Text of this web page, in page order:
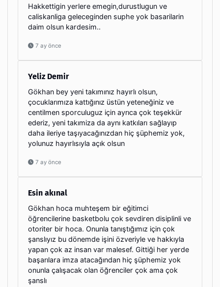
Hakkettigin yerlere emegin,durustlugun ve
caliskanliga geleceginden suphe yok basarilarin
daim olsun kardesim..
7 ay önce
Yeliz Demir
Gökhan bey yeni takımınız hayırlı olsun,
çocuklarımıza kattığınız üstün yeteneğiniz ve
centilmen sporculuguz için ayrıca çok teşekkür
ederiz, yeni takımiza da aynı katkıları sağlayıp
daha ileriye taşıyacağınızdan hiç şüphemiz yok,
yolunuz hayırlısıyla açık olsun
7 ay önce
Esin akınal
Gökhan hoca muhteşem bir eğitimci
öğrencilerine basketbolu çok sevdiren disiplinli ve
otoriter bir hoca. Onunla tanıştığımız için çok
şanslıyız bu dönemde işini özveriyle ve hakkıyla
yapan çok az insan var malesef. Gittiği her yerde
başarılara imza atacağından hiç şüphemiz yok
onunla çalışacak olan öğrenciler çok ama çok
şanslı